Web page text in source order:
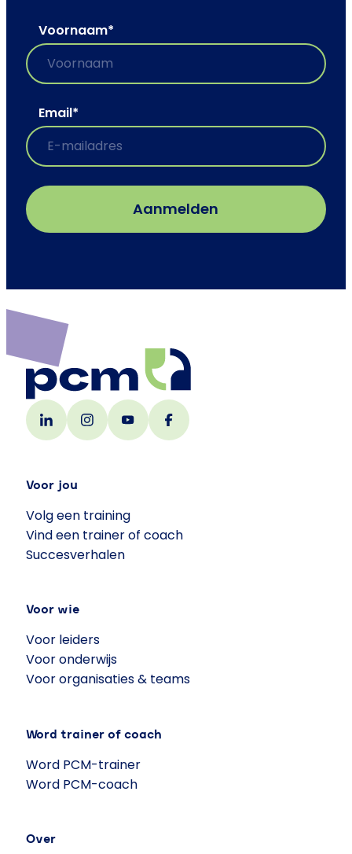
Voornaam*
Email*
Voor jou
Volg een training
Vind een trainer of coach
Succesverhalen
Voor wie
Voor leiders
Voor onderwijs
Voor organisaties & teams
Word trainer of coach
Word PCM-trainer
Word PCM-coach
Over